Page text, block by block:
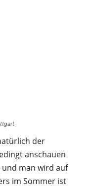
der
anschauen
man wird auf
im Sommer ist